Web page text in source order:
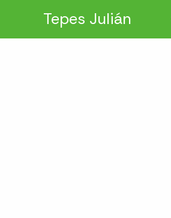
contenido
Tepes Julián